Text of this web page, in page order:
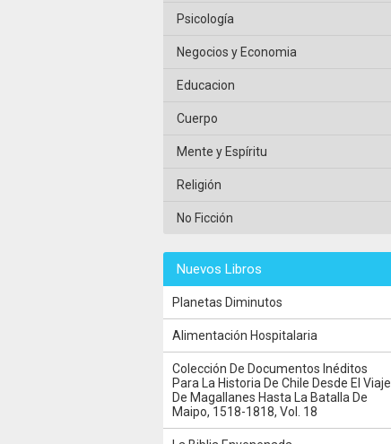
Psicología
Negocios y Economia
Educacion
Cuerpo
Mente y Espíritu
Religión
No Ficción
Nuevos Libros
Planetas Diminutos
Alimentación Hospitalaria
Colección De Documentos Inéditos
Para La Historia De Chile Desde El Viaje
De Magallanes Hasta La Batalla De
Maipo, 1518-1818, Vol. 18